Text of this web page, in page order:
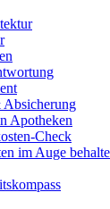
Apotheken
Check
im Auge